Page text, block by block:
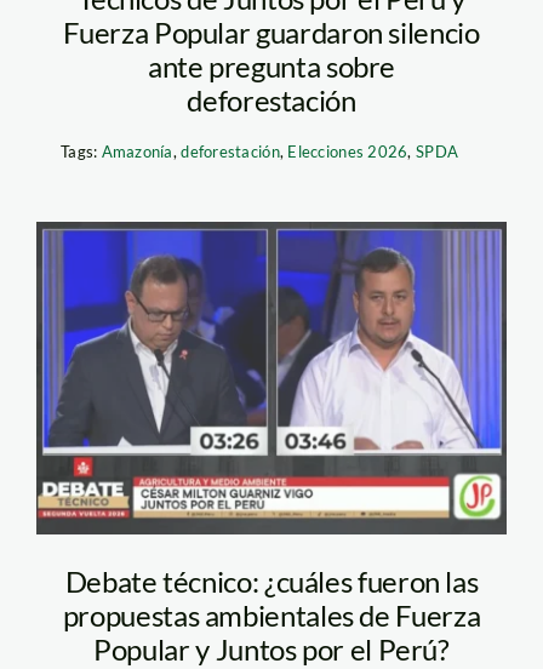
Fuerza Popular guardaron silencio
ante pregunta sobre
deforestación
Tags: Amazonía,deforestación, Elecciones 2026, SPDA
debate tecnico –
agricultura y medio
ambiente – jne
Debate técnico: ¿cuáles fueron las
propuestas ambientales de Fuerza
Popular y Juntos por el Perú?